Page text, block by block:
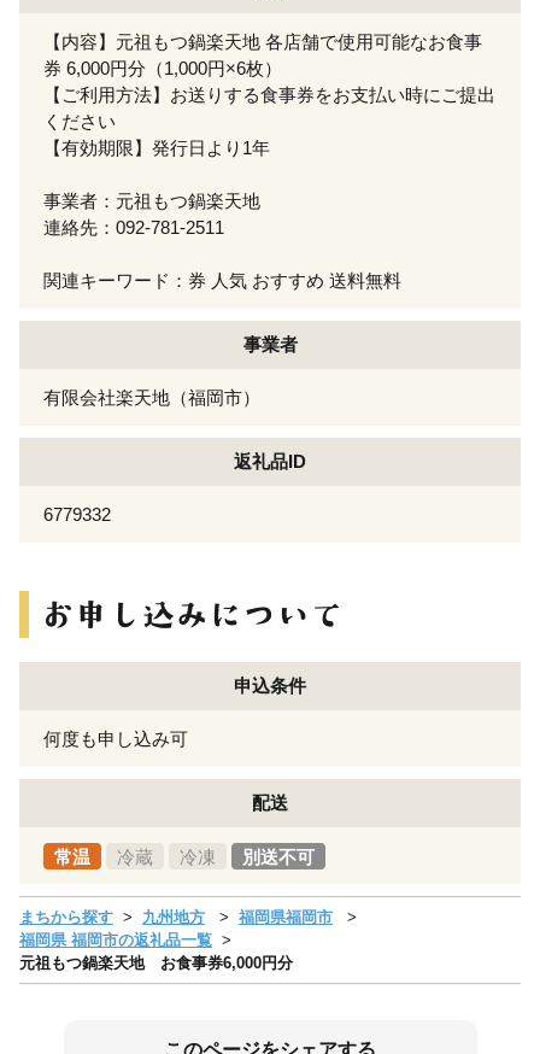
【内容】元祖もつ鍋楽天地 各店舗で使用可能なお食事
券 6,000円分（1,000円×6枚）
【ご利用方法】お送りする食事券をお支払い時にご提出
ください
【有効期限】発行日より1年
事業者：元祖もつ鍋楽天地
連絡先：092-781-2511
関連キーワード：券 人気 おすすめ 送料無料
事業者
有限会社楽天地（福岡市）
返礼品ID
6779332
申込条件
何度も申し込み可
配送
常温 冷蔵 冷凍 別送不可
まちから探す 九州地方
福岡県福岡市
福岡県 福岡市の返礼品一覧
元祖もつ鍋楽天地 お食事券6,000円分
このページをシェアする